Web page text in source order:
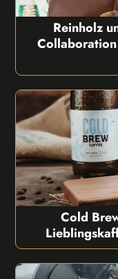
Reinholz
Cold